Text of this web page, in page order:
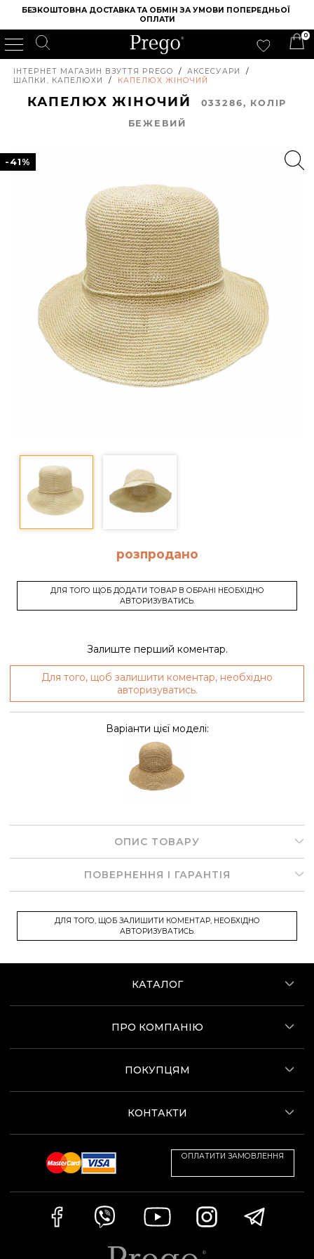
БЕЗКОШТОВНА ДОСТАВКА ТА ОБМІН ЗА УМОВИ ПОПЕРЕДНЬОЇ
ОПЛАТИ
0
ІНТЕРНЕТ МАГАЗИН ВЗУТТЯ PREGO / АКСЕСУАРИ
/
ШАПКИ, КАПЕЛЮХИ
/ КАПЕЛЮХ ЖІНОЧИЙ
КАПЕЛЮХ ЖІНОЧИЙ
033286, КОЛIР
БЕЖЕВИЙ
-41%
розпродано
ДЛЯ ТОГО ЩОБ ДОДАТИ ТОВАР В ОБРАНІ НЕОБХІДНО
АВТОРИЗУВАТИСЬ.
Залиште перший коментар.
Для того, щоб залишити коментар, необхідно
авторизуватись.
Варіанти цієї моделі:
ОПИС ТОВАРУ
ПОВЕРНЕННЯ І ГАРАНТІЯ
ДЛЯ ТОГО, ЩОБ ЗАЛИШИТИ КОМЕНТАР, НЕОБХІДНО
АВТОРИЗУВАТИСЬ.
КАТАЛОГ
ПРО КОМПАНІЮ
ПОКУПЦЯМ
КОНТАКТИ
ОПЛАТИТИ ЗАМОВЛЕННЯ